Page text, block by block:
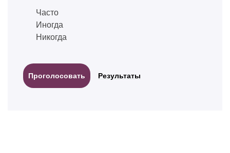
Часто
Иногда
Никогда
Результаты